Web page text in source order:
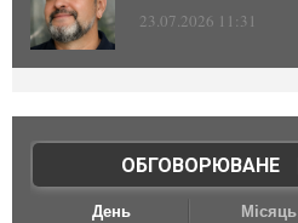
23.07.2026 11:31
ОБГОВОРЮВАНЕ|
День Місяць